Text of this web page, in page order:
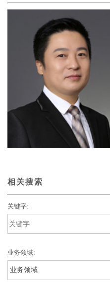
相关搜索
关键字:
业务领域: